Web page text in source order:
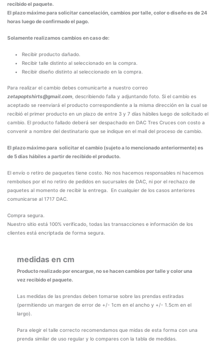
recibido el paquete.
El plazo máximo para solicitar cancelación, cambios por talle, color o diseño es de 24
horas luego de confirmado el pago.
Solamente realizamos cambios en caso de:
Recibir producto dañado.
Recibir talle distinto al seleccionado en la compra.
Recibir diseño distinto al seleccionado en la compra.
Para realizar el cambio debes comunicarte a nuestro correo
zetapoptshirts@gmail.com , describiendo falla y adjuntando foto. Si el cambio es
aceptado se reenviará el producto correspondiente a la misma dirección en la cual se
recibió el primer producto en un plazo de entre 3 y 7 días hábiles luego de solicitado el
cambio. El producto fallado deberá ser despachado en DAC Tres Cruces con costo a
convenir a nombre del destinatario que se indique en el mail del proceso de cambio.
El plazo máximo para solicitar el cambio (sujeto a lo mencionado anteriormente) es
de 5 días hábiles a partir de recibido el producto.
El envío o retiro de paquetes tiene costo. No nos hacemos responsables ni hacemos
rembolsos por el no retiro de pedidos en sucursales de DAC, ni por el rechazo de
paquetes al momento de recibir la entrega. En cualquier de los casos anteriores
comunicarse al 1717 DAC.
Compra segura.
Nuestro sitio está 100% verificado, todas las transacciones e información de los
clientes está encriptada de forma segura.
medidas en cm
Producto realizado por encargue, no se hacen cambios por talle y color una
vez recibido el paquete.
Las medidas de las prendas deben tomarse sobre las prendas estiradas
(permitiendo un margen de error de +/- 1cm en el ancho y +/- 1.5cm en el
largo).
Para elegir el talle correcto recomendamos que midas de esta forma con una
prenda similar de uso regular y lo compares con la tabla de medidas.